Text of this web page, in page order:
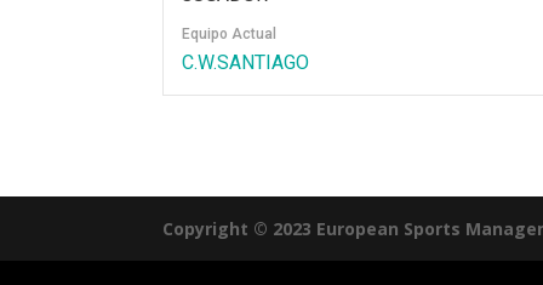
Equipo Actual
C.W.SANTIAGO
Copyright © 2023 European Sports